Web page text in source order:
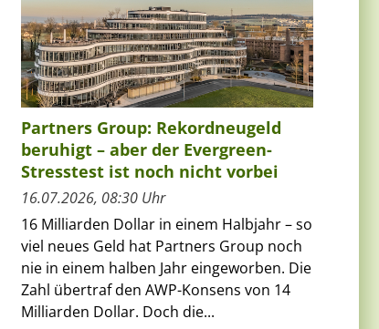
Partners Group: Rekordneugeld
beruhigt – aber der Evergreen-
Stresstest ist noch nicht vorbei
16.07.2026, 08:30 Uhr
16 Milliarden Dollar in einem Halbjahr – so
viel neues Geld hat Partners Group noch
nie in einem halben Jahr eingeworben. Die
Zahl übertraf den AWP-Konsens von 14
Milliarden Dollar. Doch die...